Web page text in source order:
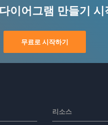
이어그램 만들기 시
무료로 시작하기
리소스